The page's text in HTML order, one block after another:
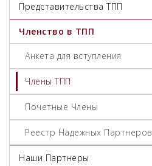
Представительства ТПП
Членство в ТПП
Анкета для вступления
Члены ТПП
Почетные Члены
Реестр Надежных Партнеров
Наши Партнеры